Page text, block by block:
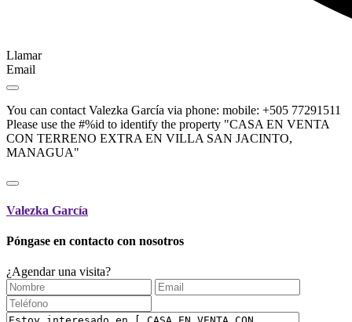
Llamar
Email
You can contact Valezka García via phone: mobile: +505 77291511
Please use the #%id to identify the property "CASA EN VENTA
CON TERRENO EXTRA EN VILLA SAN JACINTO,
MANAGUA"
Valezka García
Póngase en contacto con nosotros
¿Agendar una visita?